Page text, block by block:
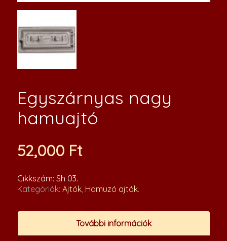
Egyszárnyas nagy
hamuajtó
52,000 Ft
Cikkszám: Sh 03.
Kategóriák: Ajtók, Hamuzó ajtók.
További információk